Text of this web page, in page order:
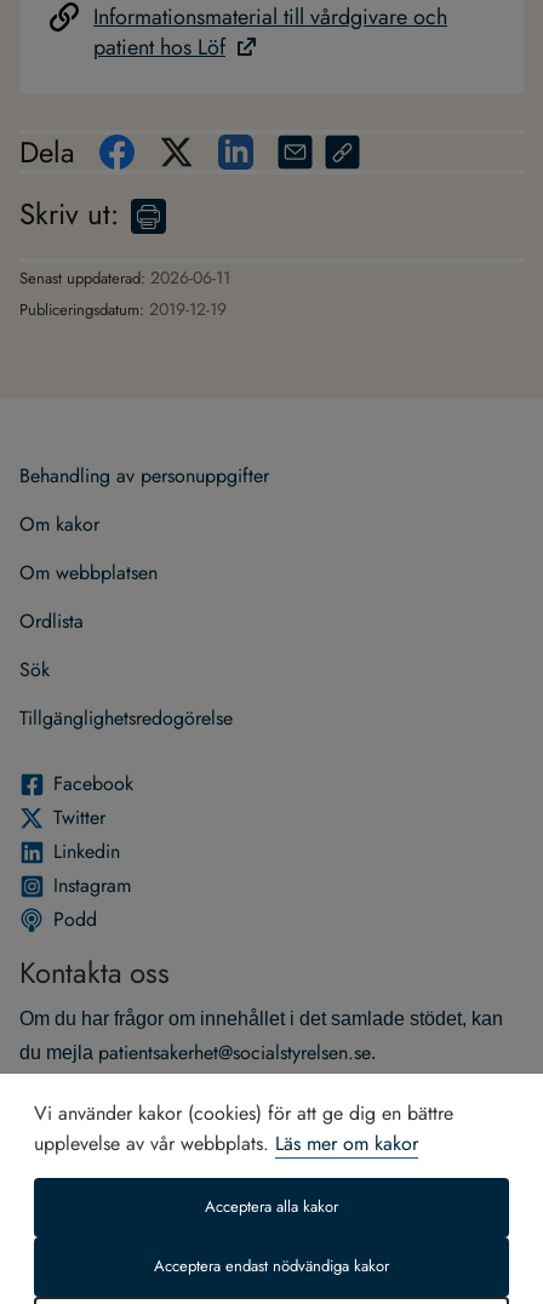
Vi använder kakor (cookies) för att ge dig en bättre
upplevelse av vår webbplats. Läs mer om kakor
Acceptera alla kakor
Acceptera endast nödvändiga kakor
Informationsmaterial till vårdgivare och
patient hos Löf
Dela
Skriv ut:
Senast uppdaterad: 2026-06-11
Publiceringsdatum: 2019-12-19
Behand­ling av per­son­upp­gif­ter
Om kakor
Om webb­plat­sen
Ord­lista
Sök
Till­gäng­lig­hets­re­do­gö­relse
Face­book
Twit­ter
Lin­ke­din
Instagram
Podd
Kontakta oss
Om du har frågor om innehållet i det samlade stödet, kan
du mejla patientsakerhet@socialstyrelsen.se.
socialstyrelsen@socialstyrelsen.se.
Du kan också ringa vår växel på telefon 075‑247 30 00.